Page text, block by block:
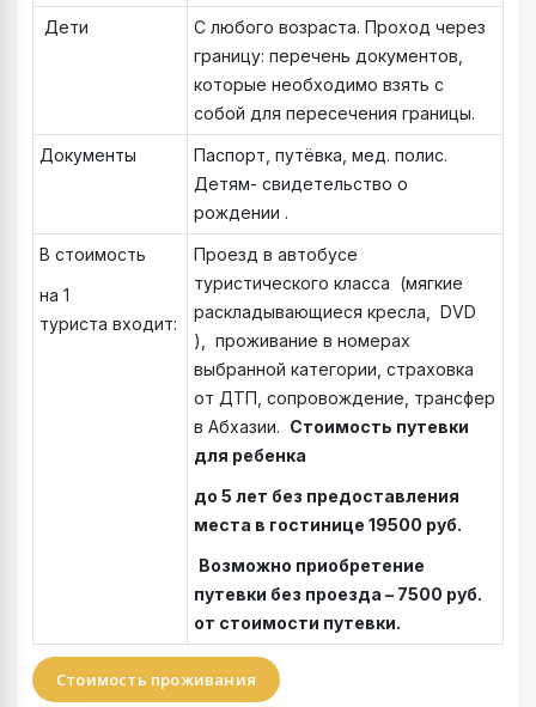
Дети
С любого возраста. Проход через
границу: перечень документов,
которые необходимо взять с
собой для пересечения границы.
Документы
Паспорт, путёвка, мед. полис.
Детям- свидетельство о
рождении .
В стоимость
на 1
туриста входит:
Проезд в автобусе
туристического класса (мягкие
раскладывающиеся кресла, DVD
), проживание в номерах
выбранной категории, страховка
от ДТП, сопровождение, трансфер
в Абхазии. Стоимость путевки
для ребенка
до 5 лет без предоставления
места в гостинице 19500 руб.
Возможно приобретение
путевки без проезда – 7500 руб.
от стоимости путевки.
Стоимость проживания